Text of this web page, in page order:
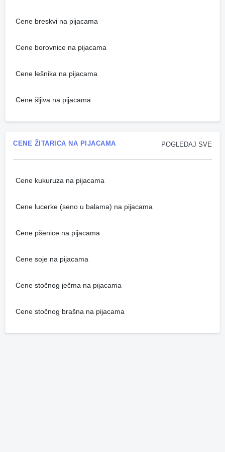
Cene breskvi na pijacama
Cene borovnice na pijacama
Cene lešnika na pijacama
Cene šljiva na pijacama
POGLEDAJ SVE
CENE ŽITARICA NA PIJACAMA
Cene kukuruza na pijacama
Cene lucerke (seno u balama) na pijacama
Cene pšenice na pijacama
Cene soje na pijacama
Cene stočnog ječma na pijacama
Cene stočnog brašna na pijacama